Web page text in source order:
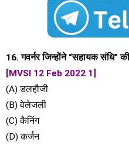
16. गवर्नर जिन्होंने “सहायक संधि”
[MVSI 12 Feb 2022 1]
(A) डलहौजी
(B) वेलेजली
(C) कैनिंग
(D) कर्जन